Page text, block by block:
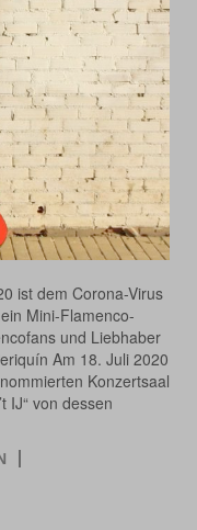
ist dem Corona-Virus
Mini-Flamenco-
und Liebhaber
Am 18. Juli 2020
Konzertsaal
IJ“ von dessen